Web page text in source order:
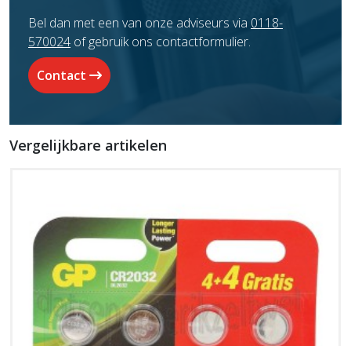
Bel dan met een van onze adviseurs via 0118-
570024 of gebruik ons contactformulier.
Contact
Vergelijkbare artikelen